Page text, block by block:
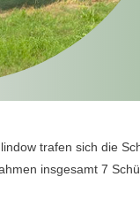
trafen sich die
insgesamt 7